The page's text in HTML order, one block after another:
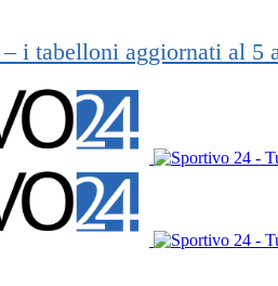
i tabelloni aggiornati al 5